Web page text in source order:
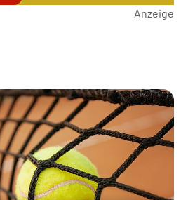
Anzeige